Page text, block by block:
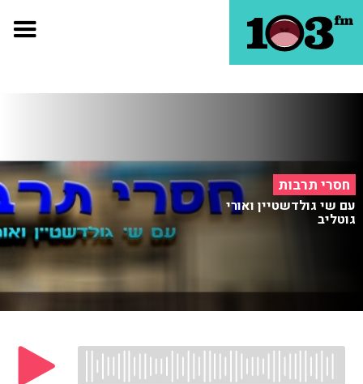
חסרי תרבות
עם שי גולדשטיין ואורי
גוטליב